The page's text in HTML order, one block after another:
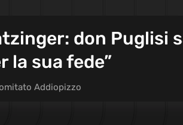
don Puglisi
la sua fede”
Addiopizzo